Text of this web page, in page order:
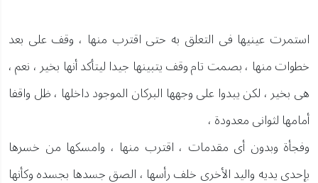
استمرت عينيها فى التعلق به حتى اقترب منها ، وقف على بعد
خطوات منها ، بصمت تام وقف يتبينها جيدا ليتأكد أنها بخير ، نعم ،
هى بخير ، لكن يبدوا على وجهها البركان الموجود داخلها ، ظل واقفا
أمامها لثوانى معدودة ،
وفجأة وبدون أى مقدمات ، اقترب منها ، وامسكها من خسرها
بإحدى يديه واليد الأخرى خلف رأسها ، الصق جسدها بجسده وكأنها